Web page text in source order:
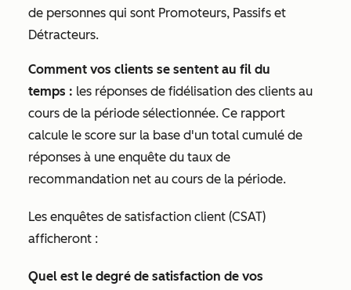
de personnes qui sont Promoteurs, Passifs et
Détracteurs.
Comment vos clients se sentent au fil du
temps : les réponses de fidélisation des clients au
cours de la période sélectionnée. Ce rapport
calcule le score sur la base d'un total cumulé de
réponses à une enquête du taux de
recommandation net au cours de la période.
Les enquêtes de satisfaction client (CSAT)
afficheront :
Quel est le degré de satisfaction de vos